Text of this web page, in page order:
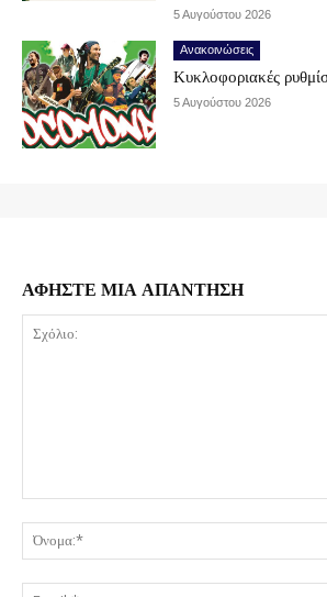
5 Αυγούστου 2026
Ανακοινώσεις
Κυκλοφοριακές
5 Αυγούστου 2026
ΑΦΗΣΤΕ ΜΙΑ ΑΠΑΝΤΗΣΗ